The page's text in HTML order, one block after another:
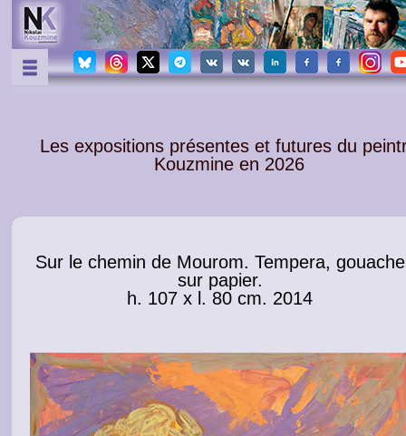
Les expositions présentes et futures du
Kouzmine en 2026
Sur le chemin de Mourom. Tempera, gouache
sur papier.
h. 107 x l. 80 cm. 2014